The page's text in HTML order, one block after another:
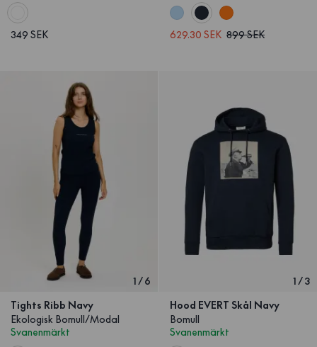
349 SEK 629.30 SEK 899 SEK
1/6
Tights Ribb Navy
Ekologisk Bomull/Modal
Svanenmärkt
1/3
Hood EVERT Skål Navy
Bomull
Svanenmärkt